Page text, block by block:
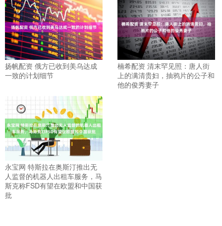
扬帆配资 俄方已收到美乌达成
一致的计划细节
楠希配资 清末罕见照：唐人街
上的满清贵妇，抽鸦片的公子和
他的俊秀妻子
永宝网 特斯拉在奥斯汀推出无
人监督的机器人出租车服务，马
斯克称FSD有望在欧盟和中国获
批